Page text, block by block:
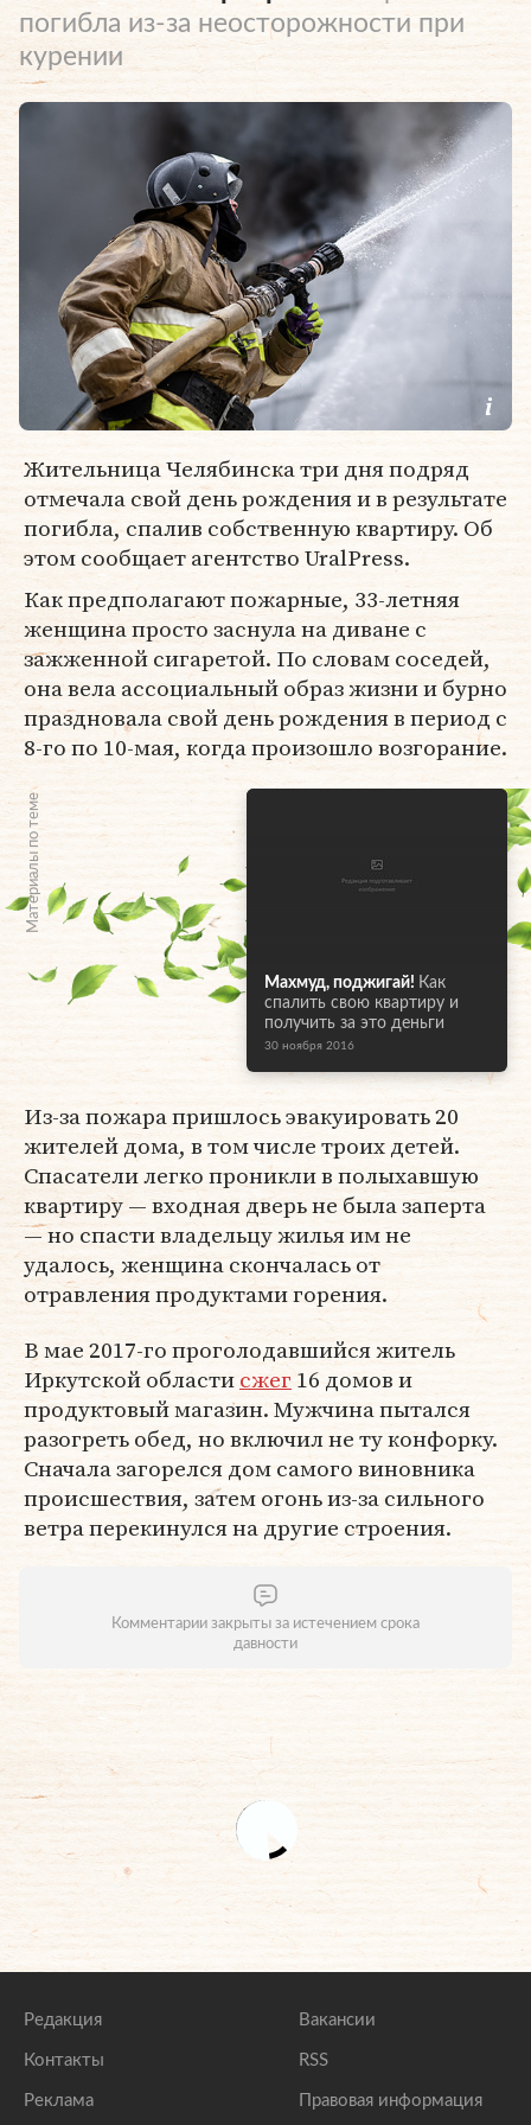
погибла из-за неосторожности при
курении
Жительница Челябинска три дня подряд
отмечала свой день рождения и в результате
погибла, спалив собственную квартиру. Об
этом сообщает агентство UralPress.
Как предполагают пожарные, 33-летняя
женщина просто заснула на диване с
зажженной сигаретой. По словам соседей,
она вела ассоциальный образ жизни и бурно
праздновала свой день рождения в период с
8-го по 10-мая, когда произошло возгорание.
Материалы по теме
Махмуд, поджигай! Как
спалить свою квартиру и
получить за это деньги
30 ноября 2016
Из-за пожара пришлось эвакуировать 20
жителей дома, в том числе троих детей.
Спасатели легко проникли в полыхавшую
квартиру — входная дверь не была заперта
— но спасти владельцу жилья им не
удалось, женщина скончалась от
отравления продуктами горения.
В мае 2017-го проголодавшийся житель
Иркутской областисжег16 домов и
продуктовый магазин. Мужчина пытался
разогреть обед, но включил не ту конфорку.
Сначала загорелся дом самого виновника
происшествия, затем огонь из-за сильного
ветра перекинулся на другие строения.
Комментарии закрыты за истечением срока
давности
Редакция
Контакты
Реклама
Вакансии
RSS
Правовая информация